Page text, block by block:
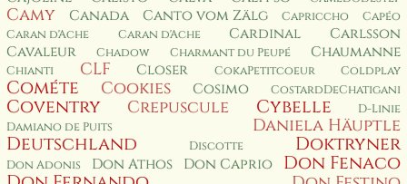
Camy Canada Canto vom Zälg Capriccho
Capéo
Caran d'Ache
Caran d'Ache Cardinal
Carlsson
Cavaleur
Chadow Charmant du Peupé Chaumanne
Chianti CLF Closer CokaPetitcoeur Coldplay
Cométe Cookies Cosimo CostardDeChatigani
Coventry Crepuscule Cybelle
D-Linie
Damiano de Puits
Daniela Häuptle
Deutschland Discotte Doktryner
Don Adonis Don Athos Don Caprio
Don Fenaco